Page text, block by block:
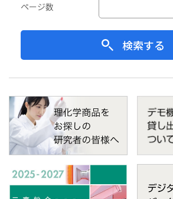
ページ数
検索する